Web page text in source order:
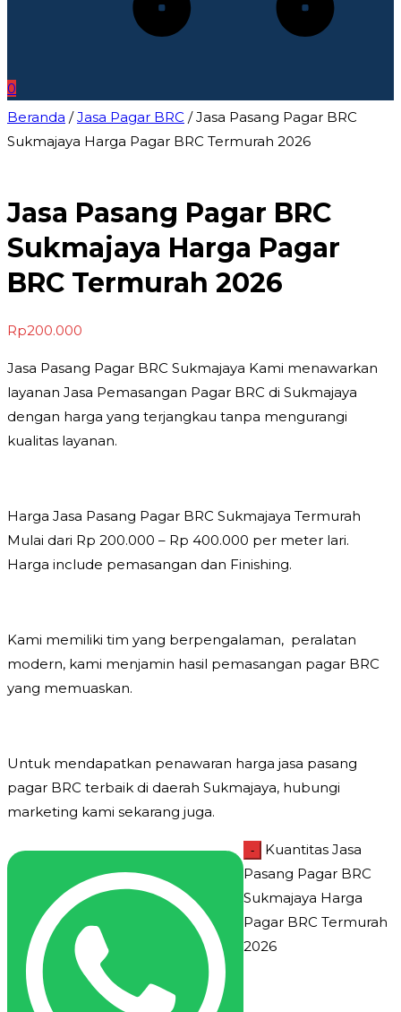
0
Beranda /Jasa Pagar BRC / Jasa Pasang Pagar BRC
Sukmajaya Harga Pagar BRC Termurah 2026
Jasa Pasang Pagar BRC
Sukmajaya Harga Pagar
BRC Termurah 2026
Rp200.000
Jasa Pasang Pagar BRC Sukmajaya Kami menawarkan
layanan Jasa Pemasangan Pagar BRC di Sukmajaya
dengan harga yang terjangkau tanpa mengurangi
kualitas layanan.
Harga Jasa Pasang Pagar BRC Sukmajaya Termurah
Mulai dari Rp 200.000 – Rp 400.000 per meter lari.
Harga include pemasangan dan Finishing.
Kami memiliki tim yang berpengalaman, peralatan
modern, kami menjamin hasil pemasangan pagar BRC
yang memuaskan.
Untuk mendapatkan penawaran harga jasa pasang
pagar BRC terbaik di daerah Sukmajaya, hubungi
marketing kami sekarang juga.
-
Kuantitas Jasa
Pasang Pagar BRC
Sukmajaya Harga
Pagar BRC Termurah
2026